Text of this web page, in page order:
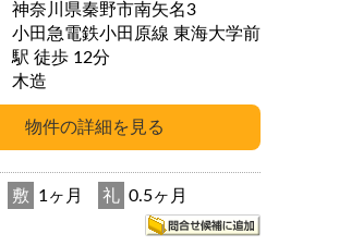
神奈川県秦野市南矢名3
小田急電鉄小田原線 東海大学前
駅 徒歩 12分
木造
敷 1ヶ月 礼 0.5ヶ月